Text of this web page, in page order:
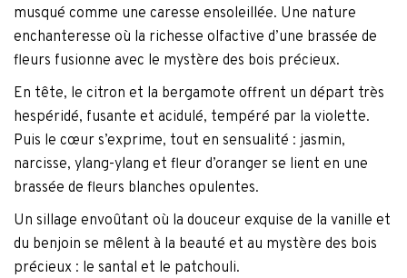
musqué comme une caresse ensoleillée. Une nature
enchanteresse où la richesse olfactive d’une brassée de
fleurs fusionne avec le mystère des bois précieux.
En tête, le citron et la bergamote offrent un départ très
hespéridé, fusante et acidulé, tempéré par la violette.
Puis le cœur s’exprime, tout en sensualité : jasmin,
narcisse, ylang-ylang et fleur d’oranger se lient en une
brassée de fleurs blanches opulentes.
Un sillage envoûtant où la douceur exquise de la vanille et
du benjoin se mêlent à la beauté et au mystère des bois
précieux : le santal et le patchouli.